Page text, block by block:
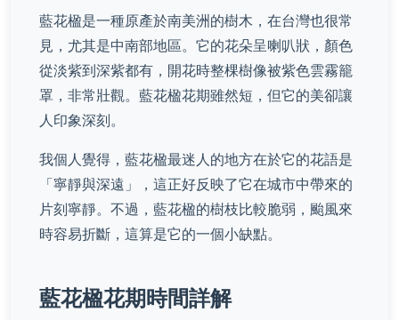
藍花楹是一種原產於南美洲的樹木，在台灣也很常
見，尤其是中南部地區。它的花朵呈喇叭狀，顏色
從淡紫到深紫都有，開花時整棵樹像被紫色雲霧籠
罩，非常壯觀。藍花楹花期雖然短，但它的美卻讓
人印象深刻。
我個人覺得，藍花楹最迷人的地方在於它的花語是
「寧靜與深遠」，這正好反映了它在城市中帶來的
片刻寧靜。不過，藍花楹的樹枝比較脆弱，颱風來
時容易折斷，這算是它的一個小缺點。
藍花楹花期時間詳解